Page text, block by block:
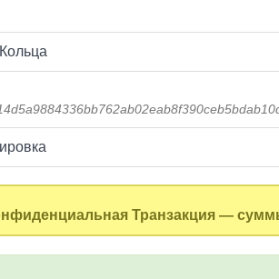
Транзакция —